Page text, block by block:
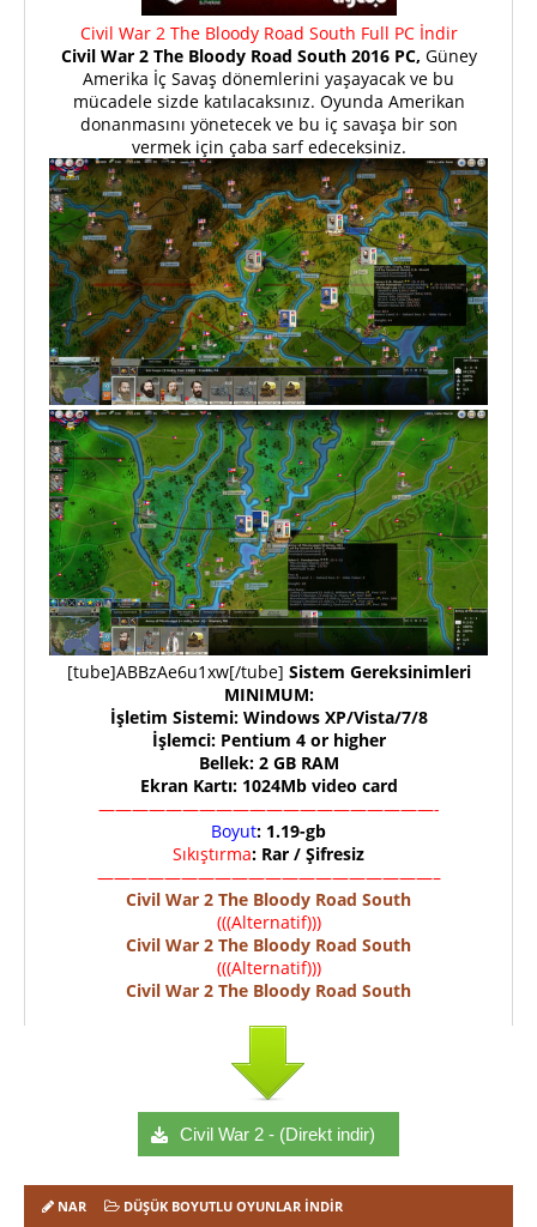
Civil War 2 The Bloody Road South Full PC İndir
Civil War 2 The Bloody Road South 2016 PC, Güney
Amerika İç Savaş dönemlerini yaşayacak ve bu
mücadele sizde katılacaksınız. Oyunda Amerikan
donanmasını yönetecek ve bu iç savaşa bir son
vermek için çaba sarf edeceksiniz.
[tube]ABBzAe6u1xw[/tube] Sistem Gereksinimleri
MINIMUM:
İşletim Sistemi: Windows XP/Vista/7/8
İşlemci: Pentium 4 or higher
Bellek: 2 GB RAM
Ekran Kartı: 1024Mb video card
————————————————————-
Boyut: 1.19-gb
Sıkıştırma: Rar / Şifresiz
————————————————————–
Civil War 2 The Bloody Road South
(((Alternatif)))
Civil War 2 The Bloody Road South
(((Alternatif)))
Civil War 2 The Bloody Road South
Civil War 2 - (Direkt indir)
NAR DÜŞÜK BOYUTLU OYUNLAR İNDIR